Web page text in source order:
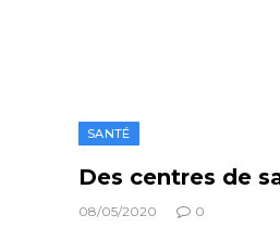
SANTÉ
Des centres de
08/05/2020 0